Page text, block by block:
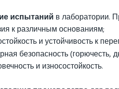
испытаний в лаборатории.
к различным основаниям;
и устойчивость к
безопасность (горючесть,
и износостойкость.